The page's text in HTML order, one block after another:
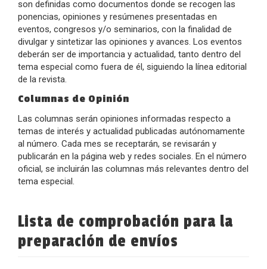
son definidas como documentos donde se recogen las
ponencias, opiniones y resúmenes presentadas en
eventos, congresos y/o seminarios, con la finalidad de
divulgar y sintetizar las opiniones y avances. Los eventos
deberán ser de importancia y actualidad, tanto dentro del
tema especial como fuera de él, siguiendo la línea editorial
de la revista.
Columnas de Opinión
Las columnas serán opiniones informadas respecto a
temas de interés y actualidad publicadas autónomamente
al número. Cada mes se receptarán, se revisarán y
publicarán en la página web y redes sociales. En el número
oficial, se incluirán las columnas más relevantes dentro del
tema especial.
Lista de comprobación para la
preparación de envíos